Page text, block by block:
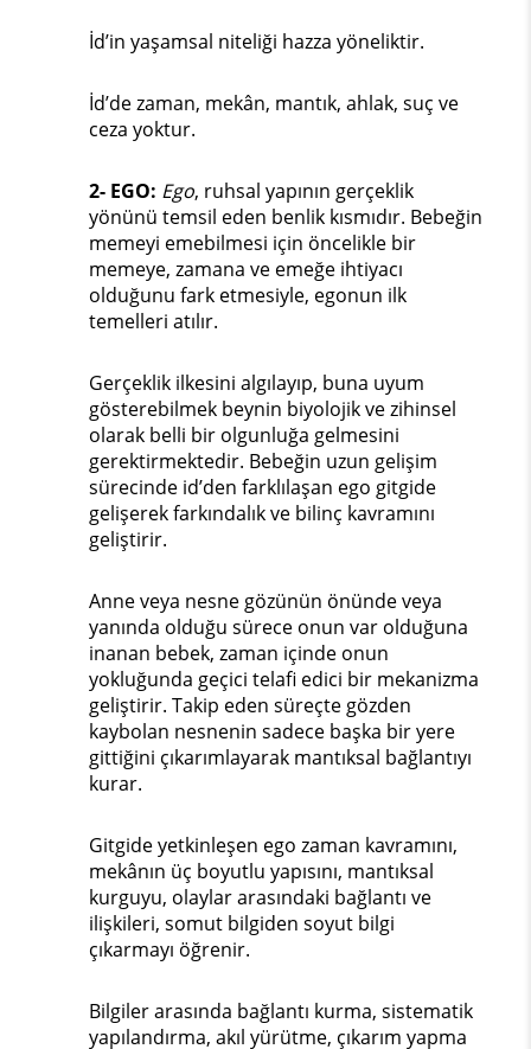
İd’in yaşamsal niteliği hazza yöneliktir.
İd’de zaman, mekân, mantık, ahlak, suç ve
ceza yoktur.
2- EGO: Ego, ruhsal yapının gerçeklik
yönünü temsil eden benlik kısmıdır. Bebeğin
memeyi emebilmesi için öncelikle bir
memeye, zamana ve emeğe ihtiyacı
olduğunu fark etmesiyle, egonun ilk
temelleri atılır.
Gerçeklik ilkesini algılayıp, buna uyum
gösterebilmek beynin biyolojik ve zihinsel
olarak belli bir olgunluğa gelmesini
gerektirmektedir. Bebeğin uzun gelişim
sürecinde id’den farklılaşan ego gitgide
gelişerek farkındalık ve bilinç kavramını
geliştirir.
Anne veya nesne gözünün önünde veya
yanında olduğu sürece onun var olduğuna
inanan bebek, zaman içinde onun
yokluğunda geçici telafi edici bir mekanizma
geliştirir. Takip eden süreçte gözden
kaybolan nesnenin sadece başka bir yere
gittiğini çıkarımlayarak mantıksal bağlantıyı
kurar.
Gitgide yetkinleşen ego zaman kavramını,
mekânın üç boyutlu yapısını, mantıksal
kurguyu, olaylar arasındaki bağlantı ve
ilişkileri, somut bilgiden soyut bilgi
çıkarmayı öğrenir.
Bilgiler arasında bağlantı kurma, sistematik
yapılandırma, akıl yürütme, çıkarım yapma